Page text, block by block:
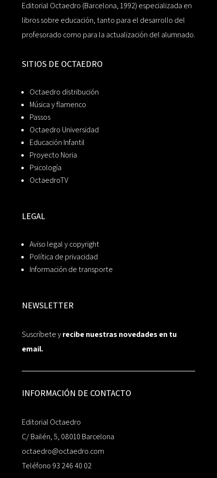
Editorial Octaedro (Barcelona, 1992) especializada en
libros sobre educación, tanto para el desarrollo del
profesorado como para la actualización del alumnado.
SITIOS DE OCTAEDRO
Octaedro distribución
Música y flamenco
Passos
Octaedro Universidad
Educación Infantil
Proyecto Noria
Psicología
OctaedroTV
LEGAL
Aviso legal y copyright
Política de privacidad
Información de transporte
NEWSLETTER
Suscríbete yrecibe nuestras novedades en tu
email.
INFORMACIÓN DE CONTACTO
Editorial Octaedro
C/ Bailén, 5, 08010 Barcelona
octaedro@octaedro.com
Teléfono 93 246 40 02